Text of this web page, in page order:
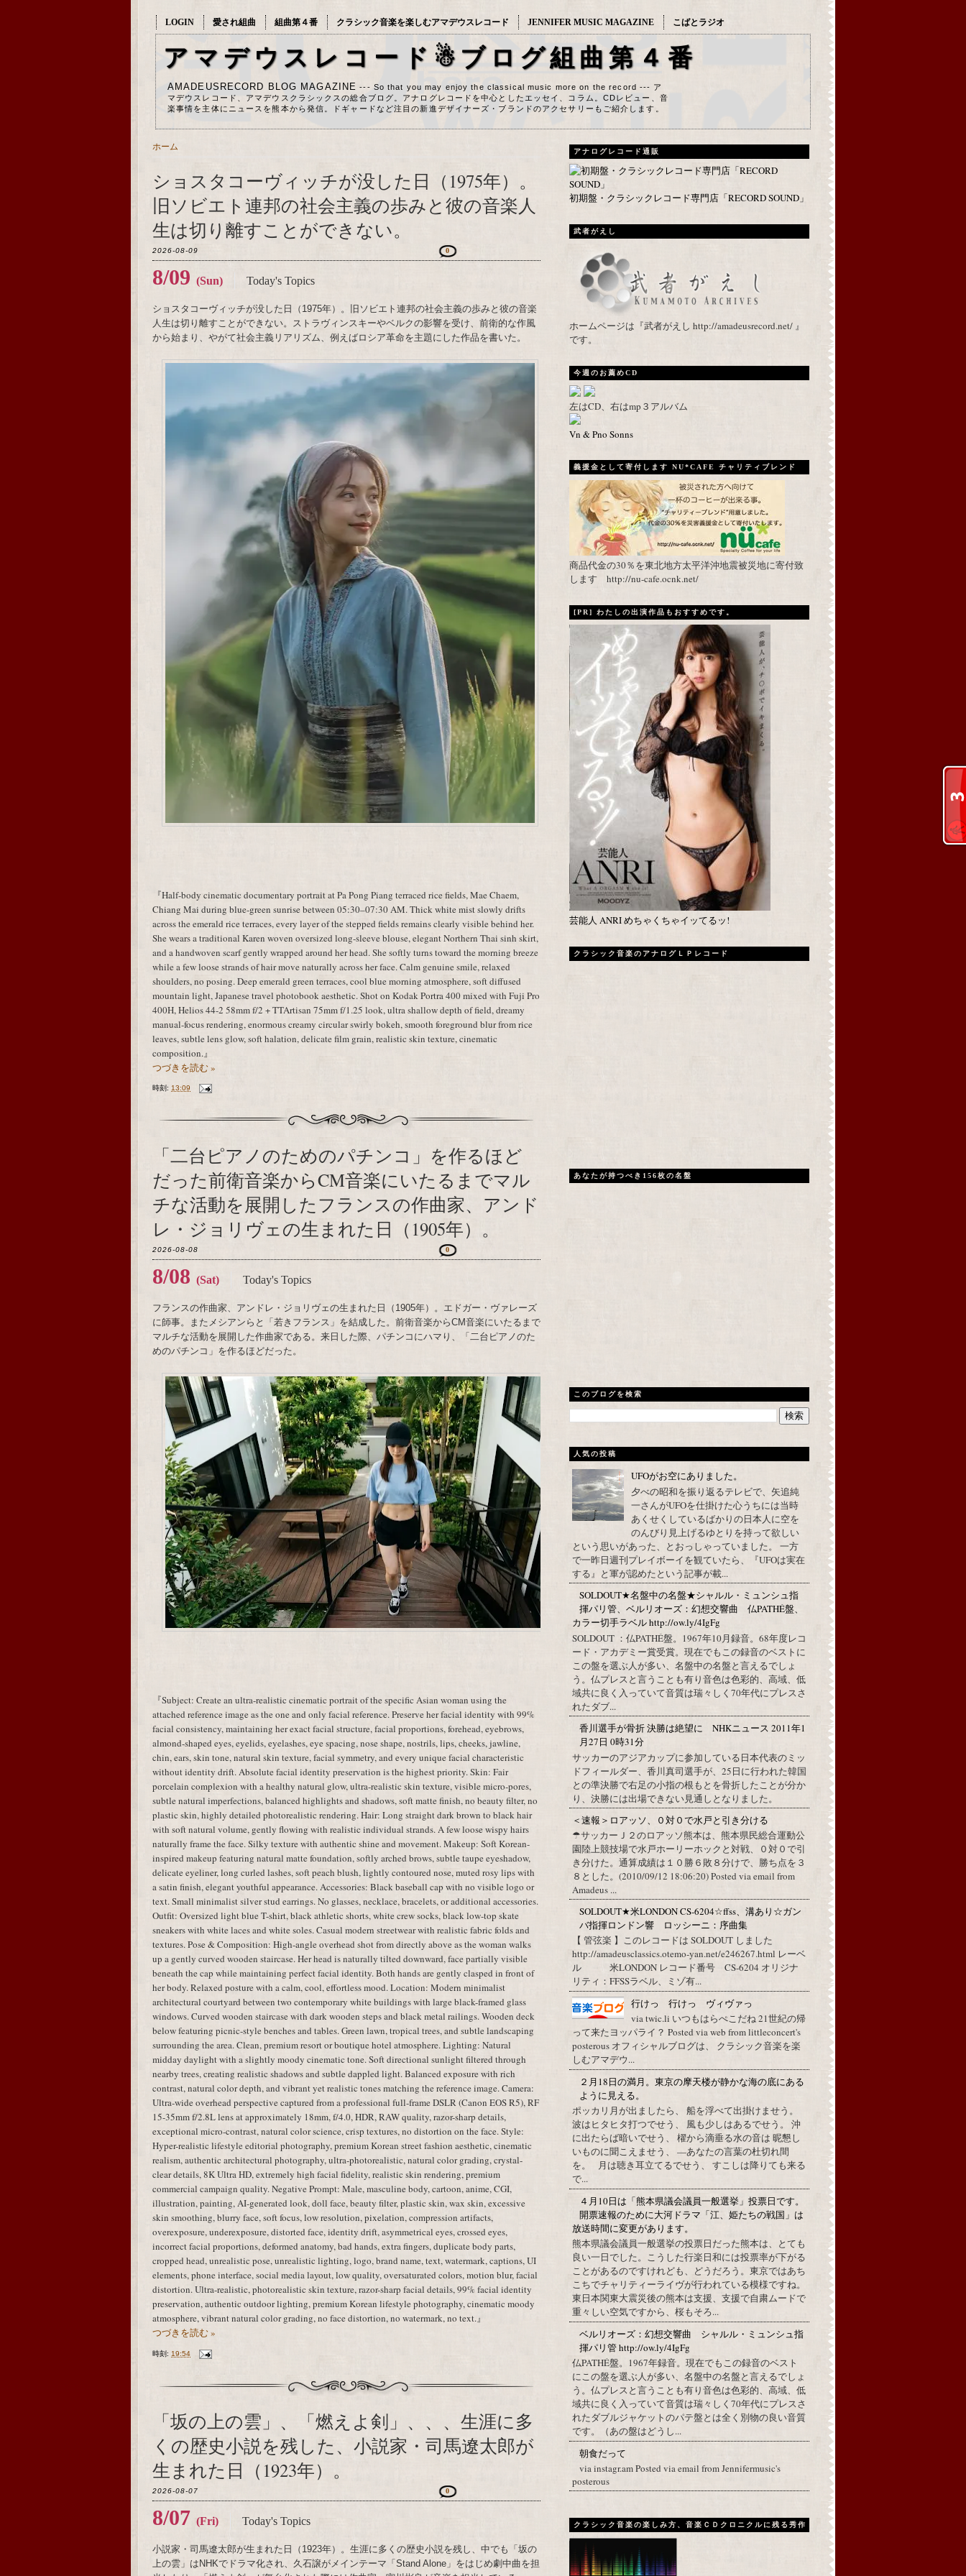
LOGIN 愛され組曲 組曲第４番 クラシック音楽を楽しむアマデウスレコード JENNIFER MUSIC MAGAZINE こばとラジオ
アマデウスレコード☃ブログ組曲第４番
AMADEUSRECORD BLOG MAGAZINE --- So that you may enjoy the classical music more on the record --- ア
マデウスレコード、アマデウスクラシックスの総合ブログ。アナログレコードを中心としたエッセイ、コラム。CDレビュー、音
楽事情を主体にニュースを熊本から発信。ドギャードなど注目の新進デザイナーズ・ブランドのアクセサリーもご紹介します。
ホーム
ショスタコーヴィッチが没した日（1975年）。
旧ソビエト連邦の社会主義の歩みと彼の音楽人
生は切り離すことができない。
2026-08-09 0
8/09 (Sun) Today's Topics
ショスタコーヴィッチが没した日（1975年）。旧ソビエト連邦の社会主義の歩みと彼の音楽
人生は切り離すことができない。ストラヴィンスキーやベルクの影響を受け、前衛的な作風
から始まり、やがて社会主義リアリズム、例えばロシア革命を主題にした作品を書いた。
『Half-body cinematic documentary portrait at Pa Pong Piang terraced rice fields, Mae Chaem,
Chiang Mai during blue-green sunrise between 05:30–07:30 AM. Thick white mist slowly drifts
across the emerald rice terraces, every layer of the stepped fields remains clearly visible behind her.
She wears a traditional Karen woven oversized long-sleeve blouse, elegant Northern Thai sinh skirt,
and a handwoven scarf gently wrapped around her head. She softly turns toward the morning breeze
while a few loose strands of hair move naturally across her face. Calm genuine smile, relaxed
shoulders, no posing. Deep emerald green terraces, cool blue morning atmosphere, soft diffused
mountain light, Japanese travel photobook aesthetic. Shot on Kodak Portra 400 mixed with Fuji Pro
400H, Helios 44-2 58mm f/2 + TTArtisan 75mm f/1.25 look, ultra shallow depth of field, dreamy
manual-focus rendering, enormous creamy circular swirly bokeh, smooth foreground blur from rice
leaves, subtle lens glow, soft halation, delicate film grain, realistic skin texture, cinematic
composition.』
つづきを読む »
時刻: 13:09
「二台ピアノのためのパチンコ」を作るほど
だった前衛音楽からCM音楽にいたるまでマル
チな活動を展開したフランスの作曲家、アンド
レ・ジョリヴェの生まれた日（1905年）。
2026-08-08 0
8/08 (Sat) Today's Topics
フランスの作曲家、アンドレ・ジョリヴェの生まれた日（1905年）。エドガー・ヴァレーズ
に師事。またメシアンらと「若きフランス」を結成した。前衛音楽からCM音楽にいたるまで
マルチな活動を展開した作曲家である。来日した際、パチンコにハマり、「二台ピアノのた
めのパチンコ」を作るほどだった。
『Subject: Create an ultra-realistic cinematic portrait of the specific Asian woman using the
attached reference image as the one and only facial reference. Preserve her facial identity with 99%
facial consistency, maintaining her exact facial structure, facial proportions, forehead, eyebrows,
almond-shaped eyes, eyelids, eyelashes, eye spacing, nose shape, nostrils, lips, cheeks, jawline,
chin, ears, skin tone, natural skin texture, facial symmetry, and every unique facial characteristic
without identity drift. Absolute facial identity preservation is the highest priority. Skin: Fair
porcelain complexion with a healthy natural glow, ultra-realistic skin texture, visible micro-pores,
subtle natural imperfections, balanced highlights and shadows, soft matte finish, no beauty filter, no
plastic skin, highly detailed photorealistic rendering. Hair: Long straight dark brown to black hair
with soft natural volume, gently flowing with realistic individual strands. A few loose wispy hairs
naturally frame the face. Silky texture with authentic shine and movement. Makeup: Soft Korean-
inspired makeup featuring natural matte foundation, softly arched brows, subtle taupe eyeshadow,
delicate eyeliner, long curled lashes, soft peach blush, lightly contoured nose, muted rosy lips with
a satin finish, elegant youthful appearance. Accessories: Black baseball cap with no visible logo or
text. Small minimalist silver stud earrings. No glasses, necklace, bracelets, or additional accessories.
Outfit: Oversized light blue T-shirt, black athletic shorts, white crew socks, black low-top skate
sneakers with white laces and white soles. Casual modern streetwear with realistic fabric folds and
textures. Pose & Composition: High-angle overhead shot from directly above as the woman walks
up a gently curved wooden staircase. Her head is naturally tilted downward, face partially visible
beneath the cap while maintaining perfect facial identity. Both hands are gently clasped in front of
her body. Relaxed posture with a calm, cool, effortless mood. Location: Modern minimalist
architectural courtyard between two contemporary white buildings with large black-framed glass
windows. Curved wooden staircase with dark wooden steps and black metal railings. Wooden deck
below featuring picnic-style benches and tables. Green lawn, tropical trees, and subtle landscaping
surrounding the area. Clean, premium resort or boutique hotel atmosphere. Lighting: Natural
midday daylight with a slightly moody cinematic tone. Soft directional sunlight filtered through
nearby trees, creating realistic shadows and subtle dappled light. Balanced exposure with rich
contrast, natural color depth, and vibrant yet realistic tones matching the reference image. Camera:
Ultra-wide overhead perspective captured from a professional full-frame DSLR (Canon EOS R5), RF
15-35mm f/2.8L lens at approximately 18mm, f/4.0, HDR, RAW quality, razor-sharp details,
exceptional micro-contrast, natural color science, crisp textures, no distortion on the face. Style:
Hyper-realistic lifestyle editorial photography, premium Korean street fashion aesthetic, cinematic
realism, authentic architectural photography, ultra-photorealistic, natural color grading, crystal-
clear details, 8K Ultra HD, extremely high facial fidelity, realistic skin rendering, premium
commercial campaign quality. Negative Prompt: Male, masculine body, cartoon, anime, CGI,
illustration, painting, AI-generated look, doll face, beauty filter, plastic skin, wax skin, excessive
skin smoothing, blurry face, soft focus, low resolution, pixelation, compression artifacts,
overexposure, underexposure, distorted face, identity drift, asymmetrical eyes, crossed eyes,
incorrect facial proportions, deformed anatomy, bad hands, extra fingers, duplicate body parts,
cropped head, unrealistic pose, unrealistic lighting, logo, brand name, text, watermark, captions, UI
elements, phone interface, social media layout, low quality, oversaturated colors, motion blur, facial
distortion. Ultra-realistic, photorealistic skin texture, razor-sharp facial details, 99% facial identity
preservation, authentic outdoor lighting, premium Korean lifestyle photography, cinematic moody
atmosphere, vibrant natural color grading, no face distortion, no watermark, no text.』
つづきを読む »
時刻: 19:54
「坂の上の雲」、「燃えよ剣」、、、生涯に多
くの歴史小説を残した、小説家・司馬遼太郎が
生まれた日（1923年）。
2026-08-07 0
8/07 (Fri) Today's Topics
小説家・司馬遼太郎が生まれた日（1923年）。生涯に多くの歴史小説を残し、中でも「坂の
上の雲」はNHKでドラマ化され、久石譲がメインテーマ「Stand Alone」をはじめ劇中曲を担
アナログレコード通販
初期盤・クラシックレコード専門店「RECORD SOUND」
武者がえし
ホームページは『武者がえし http://amadeusrecord.net/ 』
です。
今週のお薦めCD
左はCD、右はmp３アルバム
Vn & Pno Sonns
義援金として寄付します NU*CAFE チャリティブレンド
商品代金の30％を東北地方太平洋沖地震被災地に寄付致
します http://nu-cafe.ocnk.net/
[PR] わたしの出演作品もおすすめです。
芸能人 ANRI めちゃくちゃイッてるッ!
クラシック音楽のアナログＬＰレコード
あなたが持つべき156枚の名盤
このブログを検索
人気の投稿
UFOがお空にありました。
夕べの昭和を振り返るテレビで、矢追純
一さんがUFOを仕掛けた心うちには当時
あくせくしているばかりの日本人に空を
のんびり見上げるゆとりを持って欲しい
という思いがあった、とおっしゃっていました。 一方
で一昨日週刊プレイボーイを観ていたら、『UFOは実在
する』と軍が認めたという記事が載...
SOLDOUT★名盤中の名盤★シャルル・ミュンシュ指
揮パリ管、ベルリオーズ：幻想交響曲 仏PATHÉ盤、
カラー切手ラベル http://ow.ly/4IgFg
SOLDOUT ：仏PATHÉ盤。1967年10月録音。68年度レコ
ード・アカデミー賞受賞。現在でもこの録音のベストに
この盤を選ぶ人が多い、名盤中の名盤と言えるでしょ
う。仏プレスと言うことも有り音色は色彩的、高域、低
域共に良く入っていて音質は瑞々しく70年代にプレスさ
れたダブ...
香川選手が骨折 決勝は絶望に NHKニュース 2011年1
月27日 0時31分
サッカーのアジアカップに参加している日本代表のミッ
ドフィールダー、香川真司選手が、25日に行われた韓国
との準決勝で右足の小指の根もとを骨折したことが分か
り、決勝には出場できない見通しとなりました。
＜速報＞ロアッソ、０対０で水戸と引き分ける
☂サッカーＪ２のロアッソ熊本は、熊本県民総合運動公
園陸上競技場で水戸ホーリーホックと対戦、０対０で引
き分けた。通算成績は１０勝６敗８分けで、勝ち点を３
８とした。(2010/09/12 18:06:20) Posted via email from
Amadeus ...
SOLDOUT★米LONDON CS-6204☆ffss、溝あり☆ガン
バ指揮ロンドン響 ロッシーニ：序曲集
【 管弦楽 】このレコードは SOLDOUT しました
http://amadeusclassics.otemo-yan.net/e246267.html レーベ
ル 米LONDON レコード番号 CS-6204 オリジナ
リティ：FFSSラベル、ミゾ有...
行けっ 行けっ ヴィヴァっ
via twic.li いつもはらぺこだね 21世紀の帰
って来たヨッパライ？ Posted via web from littleconcert's
posterous オフィシャルブログは、 クラシック音楽を楽
しむアマデウ...
２月18日の満月。東京の摩天楼が静かな海の底にある
ように見える。
ポッカリ月が出ましたら、 船を浮べて出掛けませう。
波はヒタヒタ打つでせう、 風も少しはあるでせう。 沖
に出たらば暗いでせう、 櫂から滴垂る水の音は 昵懇し
いものに聞こえませう、 —あなたの言葉の杜切れ間
を。 月は聴き耳立てるでせう、 すこしは降りても来る
で...
４月10日は「熊本県議会議員一般選挙」投票日です。
開票速報のために大河ドラマ「江、姫たちの戦国」は
放送時間に変更があります。
熊本県議会議員一般選挙の投票日だった熊本は、とても
良い一日でした。こうした行楽日和には投票率が下がる
ことがあるのですけれども、どうだろう。東京ではあち
こちでチャリティーライヴが行われている模様ですね。
東日本関東大震災後の熊本は支援、支援で自粛ムードで
重々しい空気ですから、桜もそろ...
ベルリオーズ：幻想交響曲 シャルル・ミュンシュ指
揮パリ管 http://ow.ly/4IgFg
仏PATHÉ盤。1967年録音。現在でもこの録音のベスト
にこの盤を選ぶ人が多い、名盤中の名盤と言えるでしょ
う。仏プレスと言うことも有り音色は色彩的、高域、低
域共に良く入っていて音質は瑞々しく70年代にプレスさ
れたダブルジャケットのパテ盤とは全く別物の良い音質
です。（あの盤はどうし...
朝食だって
via instagr.am Posted via email from Jennifermusic's
posterous
クラシック音楽の楽しみ方、音楽ＣＤクロニクルに残る秀作